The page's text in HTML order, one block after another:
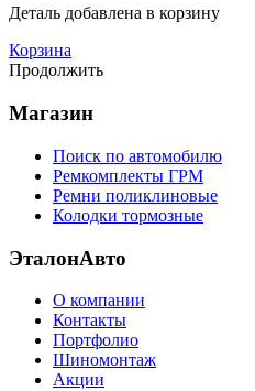
Деталь добавлена в корзину
Корзина
Продолжить
Магазин
Поиск по автомобилю
Ремкомплекты ГРМ
Ремни поликлиновые
Колодки тормозные
ЭталонАвто
О компании
Контакты
Портфолио
Шиномонтаж
Акции